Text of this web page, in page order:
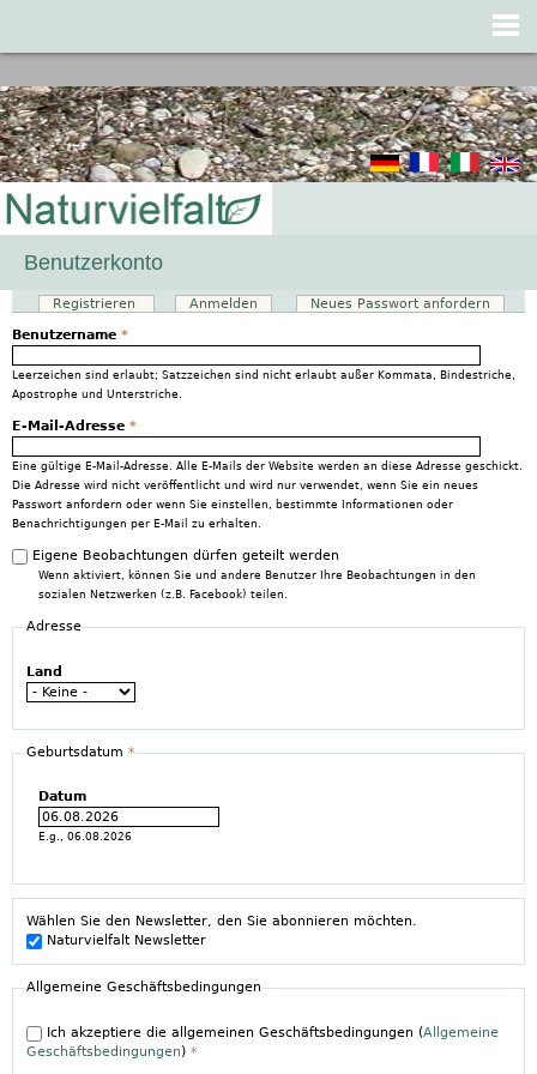
Benutzerkonto
Haupt-Reiter
Registrieren (aktiver Reiter)
Anmelden
Neues Passwort anfordern
Benutzername *
Leerzeichen sind erlaubt; Satzzeichen sind nicht erlaubt außer Kommata, Bindestriche,
Apostrophe und Unterstriche.
E-Mail-Adresse *
Eine gültige E-Mail-Adresse. Alle E-Mails der Website werden an diese Adresse geschickt.
Die Adresse wird nicht veröffentlicht und wird nur verwendet, wenn Sie ein neues
Passwort anfordern oder wenn Sie einstellen, bestimmte Informationen oder
Benachrichtigungen per E-Mail zu erhalten.
Eigene Beobachtungen dürfen geteilt werden
Wenn aktiviert, können Sie und andere Benutzer Ihre Beobachtungen in den
sozialen Netzwerken (z.B. Facebook) teilen.
Adresse
Land
Geburtsdatum *
Datum
E.g., 06.08.2026
Wählen Sie den Newsletter, den Sie abonnieren möchten.
Naturvielfalt Newsletter
Allgemeine Geschäftsbedingungen
Ich akzeptiere die allgemeinen Geschäftsbedingungen (Allgemeine
Geschäftsbedingungen) *